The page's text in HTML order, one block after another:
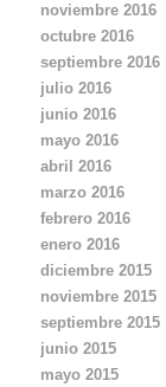
l
noviembre 2016
octubre 2016
septiembre 2016
julio 2016
junio 2016
mayo 2016
abril 2016
marzo 2016
febrero 2016
enero 2016
diciembre 2015
noviembre 2015
septiembre 2015
junio 2015
mayo 2015